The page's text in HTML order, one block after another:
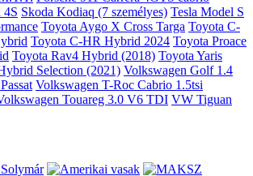
4S Skoda Kodiaq (7 személyes) Tesla Model S
Toyota Aygo X Cross Targa Toyota C-
Toyota C-HR Hybrid 2024 Toyota Proace
Toyota Rav4 Hybrid (2018) Toyota Yaris
Selection (2021) Volkswagen Golf 1.4
Volkswagen T-Roc Cabrio 1.5tsi
Touareg 3.0 V6 TDI VW Tiguan